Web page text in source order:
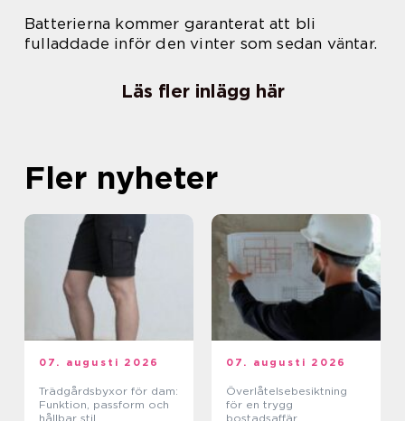
Batterierna kommer garanterat att bli
fulladdade inför den vinter som sedan väntar.
Läs fler inlägg här
Fler nyheter
07. augusti 2026
Trädgårdsbyxor för dam:
Funktion, passform och
hållbar stil
07. augusti 2026
Överlåtelsebesiktning
för en trygg
bostadsaffär